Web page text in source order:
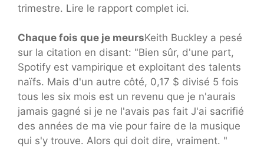
trimestre. Lire le rapport complet ici.
Chaque fois que je meursKeith Buckley a pesé
sur la citation en disant: "Bien sûr, d'une part,
Spotify est vampirique et exploitant des talents
naïfs. Mais d'un autre côté, 0,17 $ divisé 5 fois
tous les six mois est un revenu que je n'aurais
jamais gagné si je ne l'avais pas fait J'ai sacrifié
des années de ma vie pour faire de la musique
qui s'y trouve. Alors qui doit dire, vraiment. "